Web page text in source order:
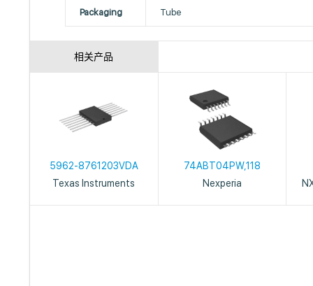
Packaging Tube
相关产品
5962-8761203VDA
Texas Instruments
74ABT04PW,118
Nexperia